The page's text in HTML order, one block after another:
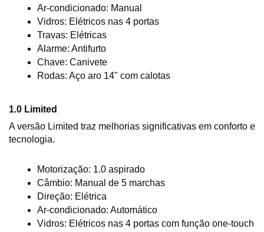
Ar-condicionado: Manual
Vidros: Elétricos nas 4 portas
Travas: Elétricas
Alarme: Antifurto
Chave: Canivete
Rodas: Aço aro 14" com calotas
1.0 Limited
A versão Limited traz melhorias significativas em conforto e
tecnologia.
Motorização: 1.0 aspirado
Câmbio: Manual de 5 marchas
Direção: Elétrica
Ar-condicionado: Automático
Vidros: Elétricos nas 4 portas com função one-touch